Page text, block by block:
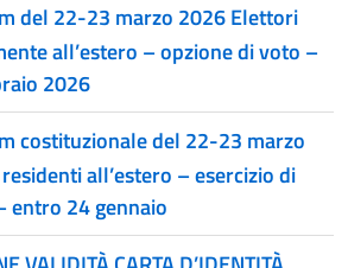
del 22-23 marzo 2026 Elettori
all’estero – opzione di voto –
2026
costituzionale del 22-23 marzo
all’estero – esercizio di
entro 24 gennaio